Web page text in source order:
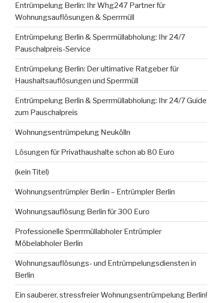
Entrümpelung Berlin: Ihr Whg247 Partner für
Wohnungsauflösungen & Sperrmüll
Entrümpelung Berlin & Sperrmüllabholung: Ihr 24/7
Pauschalpreis-Service
Entrümpelung Berlin: Der ultimative Ratgeber für
Haushaltsauflösungen und Sperrmüll
Entrümpelung Berlin & Sperrmüllabholung: Ihr 24/7 Guide
zum Pauschalpreis
Wohnungsentrümpelung Neukölln
Lösungen für Privathaushalte schon ab 80 Euro
(kein Titel)
Wohnungsentrümpler Berlin – Entrümpler Berlin
Wohnungsauflösung Berlin für 300 Euro
Professionelle Sperrmüllabholer Entrümpler
Möbelabholer Berlin
Wohnungsauflösungs- und Entrümpelungsdiensten in
Berlin
Ein sauberer, stressfreier Wohnungsentrümpelung Berlin!